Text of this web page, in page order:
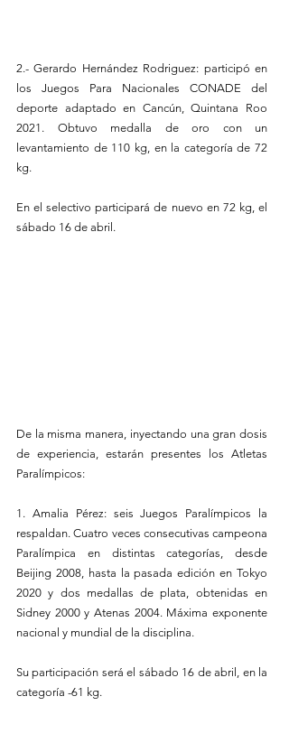
2.- Gerardo Hernández Rodriguez: participó en
los Juegos Para Nacionales CONADE del
deporte adaptado en Cancún, Quintana Roo
2021. Obtuvo medalla de oro con un
levantamiento de 110 kg, en la categoría de 72
kg.
En el selectivo participará de nuevo en 72 kg, el
sábado 16 de abril.
De la misma manera, inyectando una gran dosis
de experiencia, estarán presentes los Atletas
Paralímpicos:
1. Amalia Pérez: seis Juegos Paralímpicos la
respaldan. Cuatro veces consecutivas campeona
Paralímpica en distintas categorías, desde
Beijing 2008, hasta la pasada edición en Tokyo
2020 y dos medallas de plata, obtenidas en
Sidney 2000 y Atenas 2004. Máxima exponente
nacional y mundial de la disciplina.
Su participación será el sábado 16 de abril, en la
categoría -61 kg.